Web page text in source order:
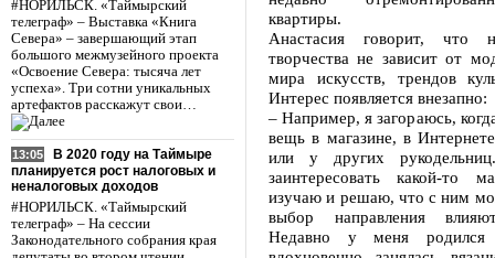
#НОРИЛЬСК. «Таймырский
телеграф» – Выставка «Книга
Севера» – завершающий этап
большого межмузейного проекта
«Освоение Севера: тысяча лет
успеха». Три сотни уникальных
артефактов расскажут свои…
13:05
В 2020 году на Таймыре
планируется рост налоговых и
неналоговых доходов
#НОРИЛЬСК. «Таймырский
телеграф» – На сессии
Законодательного собрания края
квартиры.
Анастасия говорит, что
творчества не зависит от
мира искусств, трендов
Интерес появляется внезапно:
– Например, я загораюсь,
вещь в магазине, в
или у других
заинтересовать какой-то
изучаю и решаю, что с ним
выбор направления
Недавно у меня родился